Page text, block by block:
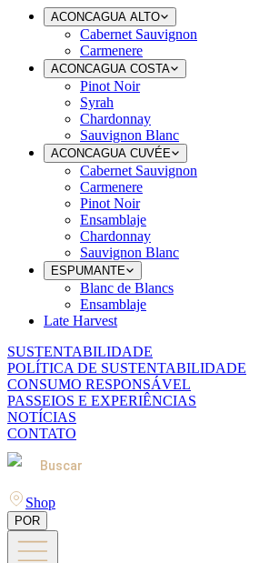
ACONCAGUA ALTO
Cabernet Sauvignon
Carmenere
ACONCAGUA COSTA
Pinot Noir
Syrah
Chardonnay
Sauvignon Blanc
ACONCAGUA CUVÉE
Cabernet Sauvignon
Carmenere
Pinot Noir
Ensamblaje
Chardonnay
Sauvignon Blanc
ESPUMANTE
Blanc de Blancs
Ensamblaje
Late Harvest
SUSTENTABILIDADE
POLÍTICA DE SUSTENTABILIDADE
CONSUMO RESPONSÁVEL
PASSEIOS E EXPERIÊNCIAS
NOTÍCIAS
CONTATO
Buscar
Shop
POR